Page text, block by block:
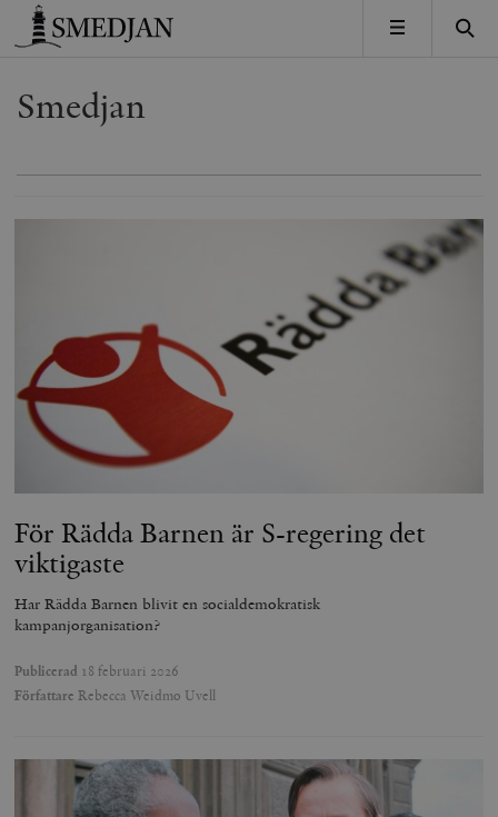
Timbro
MENY
Smedjan
För Rädda Barnen är S-regering det
viktigaste
Har Rädda Barnen blivit en socialdemokratisk
kampanjorganisation?
Publicerad 18 februari 2026
Författare Rebecca Weidmo Uvell